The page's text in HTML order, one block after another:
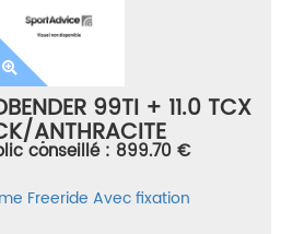
99TI + 11.0 TCX
ANTHRACITE
GRIS TAILLE 184
conseillé : 899.70 €
Freeride Avec fixation